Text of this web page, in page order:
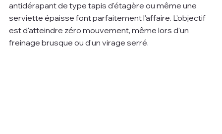
antidérapant de type tapis d'étagère ou même une
serviette épaisse font parfaitement l'affaire. L'objectif
est d'atteindre zéro mouvement, même lors d'un
freinage brusque ou d'un virage serré.